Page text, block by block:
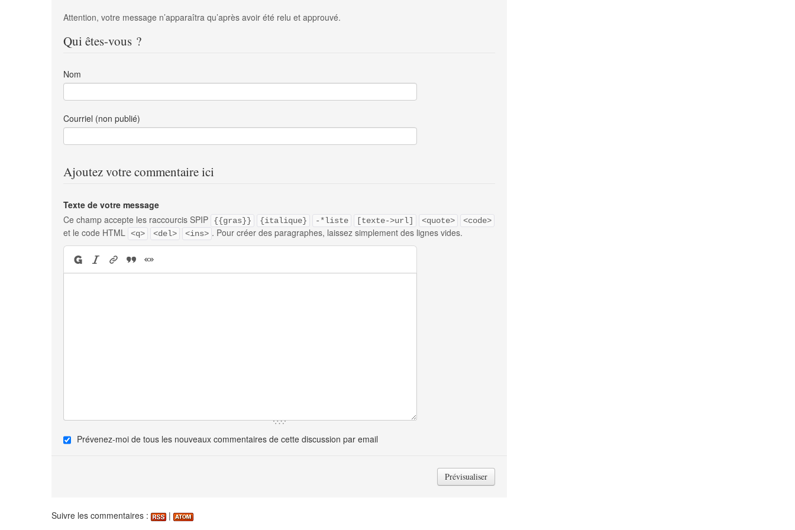
Attention, votre message n’apparaîtra qu’après avoir été relu et approuvé.
Qui êtes-vous ?
Nom
Courriel (non publié)
Ajoutez votre commentaire ici
Texte de votre message
Ce champ accepte les raccourcis SPIP
{{gras}} {italique} -*liste [texte->url] <quote> <code>
et le code HTML <q> <del> <ins> . Pour créer des paragraphes, laissez simplement des lignes vides.
Prévenez-moi de tous les nouveaux commentaires de cette discussion par email
Suivre les commentaires : |